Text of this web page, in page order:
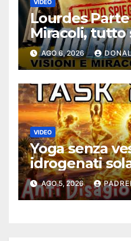
VIDEO
Lourdes Parte
Miracoli, tutto
Debunking |
AGO 6, 2026
VIDEO
Yoga senza
idrogenati
Antidisagio
AGO 5, 2026